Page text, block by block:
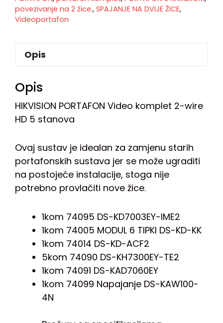
povezivanje na 2 žice., SPAJANJE NA DVIJE ŽICE,
Videoportafon
Opis
Opis
HIKVISION PORTAFON Video komplet 2-wire
HD 5 stanova
Ovaj sustav je idealan za zamjenu starih
portafonskih sustava jer se može ugraditi
na postojeće instalacije, stoga nije
potrebno provlačiti nove žice.
1kom 74095 DS-KD7003EY-IME2
1kom 74005 MODUL 6 TIPKI DS-KD-KK
1kom 74014 DS-KD-ACF2
5kom 74090 DS-KH7300EY-TE2
1kom 74091 DS-KAD7060EY
1kom 74099 Napajanje DS-KAW100-
4N